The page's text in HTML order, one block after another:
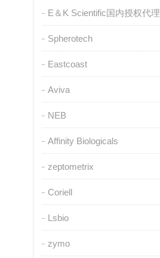
E＆K Scientific国内授权代理
Spherotech
Eastcoast
Aviva
NEB
Affinity Biologicals
zeptometrix
Coriell
Lsbio
zymo